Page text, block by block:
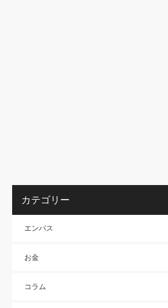
カテゴリー
エンパス
お金
コラム